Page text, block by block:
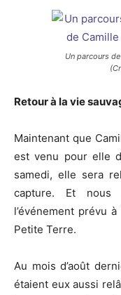
Un parcours
Retour à la vie
Maintenant que
est venu pour elle
samedi, elle sera
capture. Et nous
l’événement prévu
Petite Terre.
Au mois d’août
étaient eux aussi